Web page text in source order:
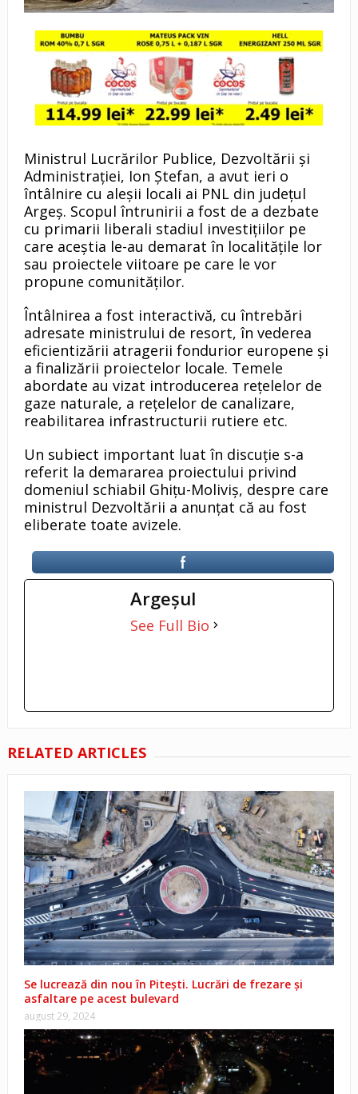
Ministrul Lucrărilor Publice, Dezvoltării și
Administrației, Ion Ștefan, a avut ieri o
întâlnire cu aleșii locali ai PNL din județul
Argeș. Scopul întrunirii a fost de a dezbate
cu primarii liberali stadiul investiţiilor pe
care aceștia le-au demarat în localitățile lor
sau proiectele viitoare pe care le vor
propune comunităților.
Întâlnirea a fost interactivă, cu întrebări
adresate ministrului de resort, în vederea
eficientizării atragerii fondurior europene și
a finalizării proiectelor locale. Temele
abordate au vizat introducerea rețelelor de
gaze naturale, a reţelelor de canalizare,
reabilitarea infrastructurii rutiere etc.
Un subiect important luat în discuție s-a
referit la demararea proiectului privind
domeniul schiabil Ghițu-Moliviș, despre care
ministrul Dezvoltării a anunțat că au fost
eliberate toate avizele.
Argeşul
See Full Bio
RELATED ARTICLES
Se lucrează din nou în Pitești. Lucrări de frezare și
asfaltare pe acest bulevard
august 29, 2024